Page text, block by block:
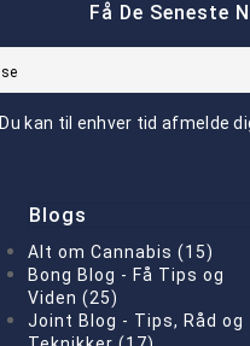
Få De Seneste
Du kan til enhver tid afmelde
Blogs
Alt om Cannabis (15)
Bong Blog - Få Tips og
Viden (25)
Joint Blog - Tips, Råd og